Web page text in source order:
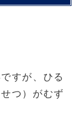
すが、ひる
つ）がむず